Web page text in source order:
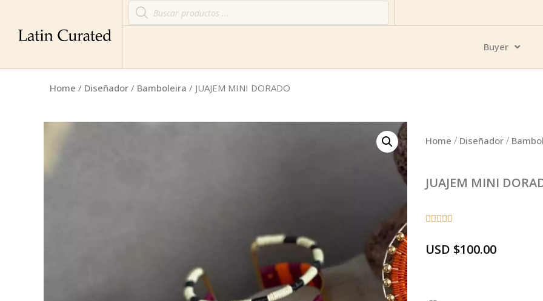
Buyer
Home / Diseñador / Bamboleira / JUAJEM MINI DORADO
Home / Diseñador /
JUAJEM MINI
    
USD $100.00